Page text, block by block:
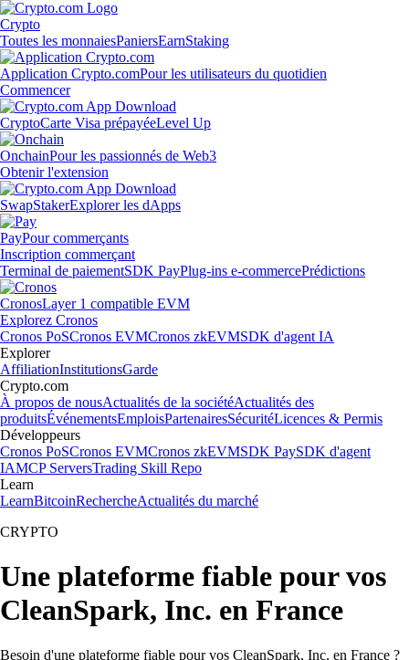
Crypto
Toutes les monnaiesPaniersEarnStaking
Application Crypto.comPour les utilisateurs du quotidien
Commencer
CryptoCarte Visa prépayéeLevel Up
OnchainPour les passionnés de Web3
Obtenir l'extension
SwapStakerExplorer les dApps
PayPour commerçants
Inscription commerçant
Terminal de paiementSDK PayPlug-ins e-commercePrédictions
CronosLayer 1 compatible EVM
Explorez Cronos
Cronos PoSCronos EVMCronos zkEVMSDK d'agent IA
Explorer
AffiliationInstitutionsGarde
Crypto.com
À propos de nousActualités de la sociétéActualités des
produitsÉvénementsEmploisPartenairesSécuritéLicences & Permis
Développeurs
Cronos PoSCronos EVMCronos zkEVMSDK PaySDK d'agent
IAMCP ServersTrading Skill Repo
Learn
LearnBitcoinRechercheActualités du marché
CRYPTO
Une plateforme fiable pour vos
CleanSpark, Inc. en France
Besoin d'une plateforme fiable pour vos CleanSpark, Inc. en France ?